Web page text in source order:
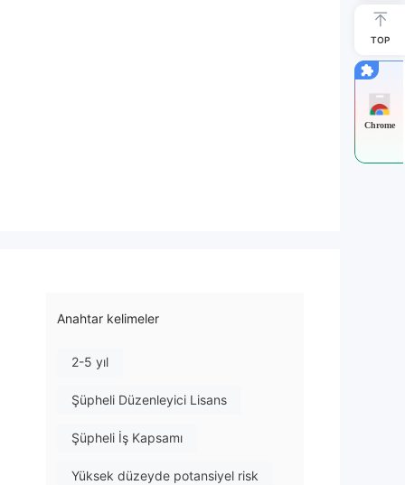
Anahtar kelimeler
2-5 yıl
Şüpheli Düzenleyici Lisans
Şüpheli İş Kapsamı
Yüksek düzeyde potansiyel risk
TOP
Chrome